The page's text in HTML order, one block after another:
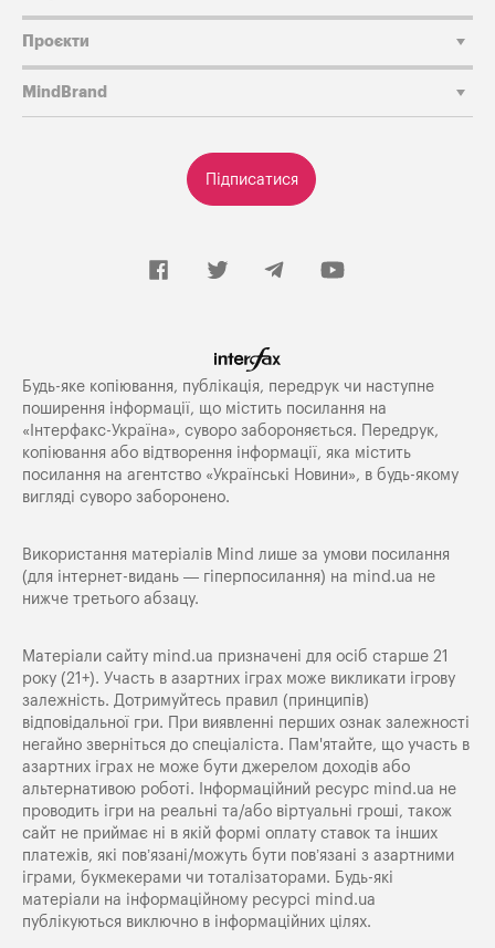
Підписатися
Проєкти
MindBrand
Будь-яке копiювання, публiкацiя, передрук чи наступне
поширення iнформацiї, що мiстить посилання на
«Iнтерфакс-Україна», суворо забороняється. Передрук,
копіювання або відтворення інформації, яка містить
посилання на агентство «Українські Новини», в будь-якому
вигляді суворо заборонено.
Використання матеріалів Mind лише за умови посилання
(для інтернет-видань — гіперпосилання) на mind.ua не
нижче третього абзацу.
Матеріали сайту mind.ua призначені для осіб старше 21
року (21+). Участь в азартних іграх може викликати ігрову
залежність. Дотримуйтесь правил (принципів)
відповідальної гри. При виявленні перших ознак залежності
негайно зверніться до спеціаліста. Пам'ятайте, що участь в
азартних іграх не може бути джерелом доходів або
альтернативою роботі. Інформаційний ресурс mind.ua не
проводить ігри на реальні та/або віртуальні гроші, також
сайт не приймає ні в якій формі оплату ставок та інших
платежів, які пов’язані/можуть бути пов’язані з азартними
іграми, букмекерами чи тоталізаторами. Будь-які
матеріали на інформаційному ресурсі mind.ua
публікуються виключно в інформаційних цілях.